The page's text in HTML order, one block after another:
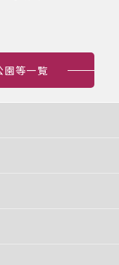
園等一覧